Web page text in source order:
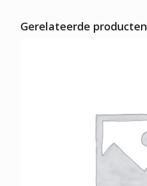
Gerelateerde producten